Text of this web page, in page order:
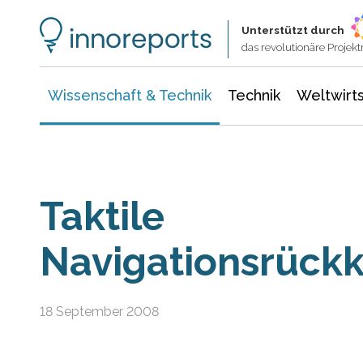
Unterstützt durch
das revolutionäre
Wissenschaft & Technik Technik
Taktile
18 September 2008